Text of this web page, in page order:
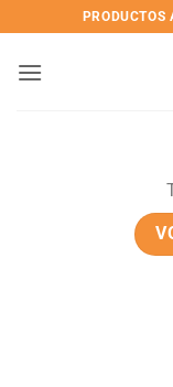
to
content
PRODUCTOS